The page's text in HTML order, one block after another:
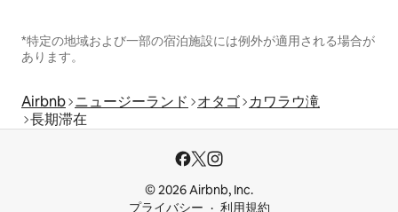
*特定の地域および一部の宿泊施設には例外が適用される場合が
あります。
Airbnb ニュージーランド オタゴ カワラウ滝
長期滞在
© 2026 Airbnb, Inc.
プライバシー
利用規約